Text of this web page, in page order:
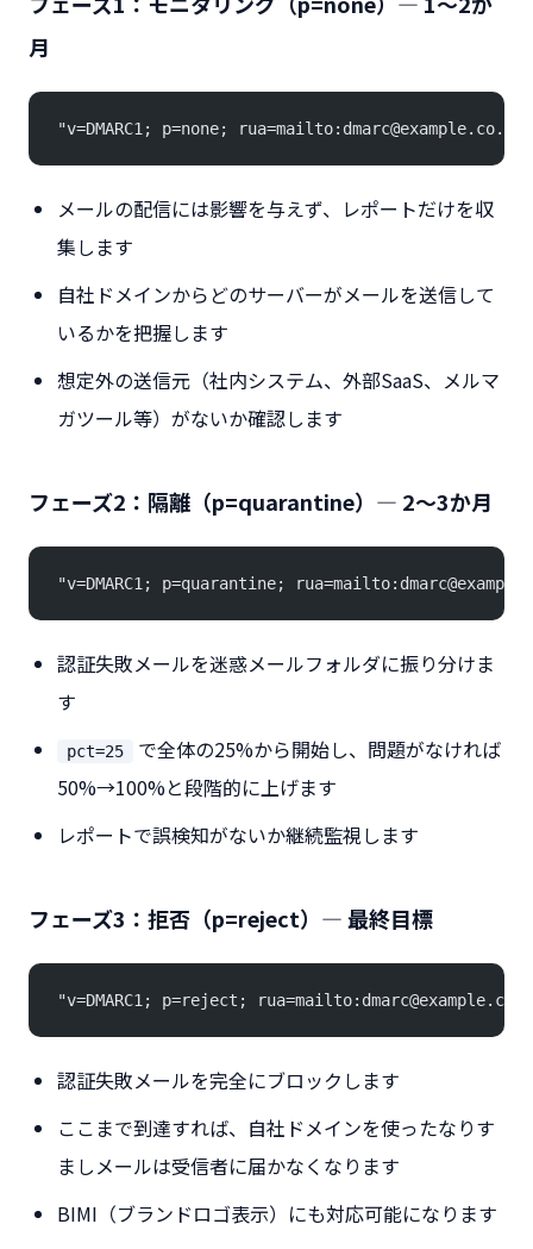
月
"v=DMARC1; p=none;
メールの配信には影響を与えず、レポートだけを収
集します
自社ドメインからどのサーバーがメールを送信して
いるかを把握します
想定外の送信元（社内システム、外部SaaS、メルマ
ガツール等）がないか確認します
フェーズ2：隔離（p=quarantine）— 2〜3か月
"v=DMARC1; p=quarantine;
認証失敗メールを迷惑メールフォルダに振り分けま
す
pct=25
で全体の25%から開始し、問題がなければ
50%→100%と段階的に上げます
レポートで誤検知がないか継続監視します
フェーズ3：拒否（p=reject）— 最終目標
"v=DMARC1; p=reject;
認証失敗メールを完全にブロックします
ここまで到達すれば、自社ドメインを使ったなりす
ましメールは受信者に届かなくなります
BIMI（ブランドロゴ表示）にも対応可能になります